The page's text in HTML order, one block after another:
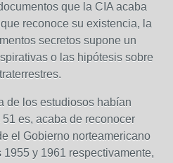
que la CIA acaba
reconoce su existencia, la
secretos supone un
o las hipótesis sobre
de los estudiosos habían
es, acaba de reconocer
el Gobierno norteamericano
y 1961 respectivamente,